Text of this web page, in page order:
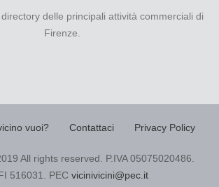
delle principali attività commerciali di
Firenze.
vuoi? Contattaci Privacy Policy
All rights reserved. P.IVA 05075020486.
516031. PEC vicinivicini@pec.it